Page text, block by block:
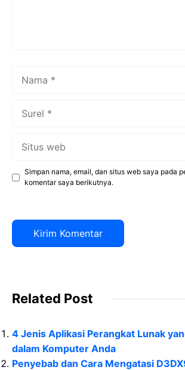
Simpan nama, email, dan situs web saya pada
komentar saya berikutnya.
Related Post
4 Jenis Aplikasi Perangkat Lunak
dalam Komputer Anda
Penyebab dan Cara Mengatasi